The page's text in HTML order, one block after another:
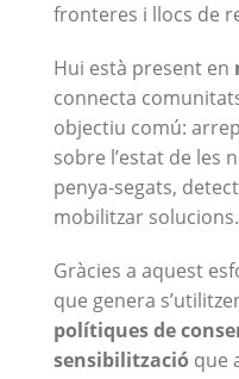
fronteres i llocs de
Hui està present en
connecta
objectiu comú:
sobre l’estat de les
penya-segats,
mobilitzar solucions.
Gràcies a aquest
que genera
polítiques de
sensibilització que